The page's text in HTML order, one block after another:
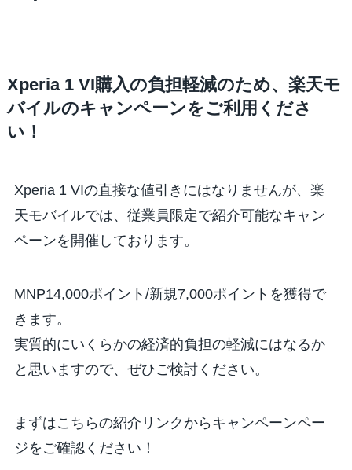
Xperia 1 VI購入の負担軽減のため、楽天モ
バイルのキャンペーンをご利用くださ
い！
Xperia 1 VIの直接な値引きにはなりませんが、楽
天モバイルでは、従業員限定で紹介可能なキャン
ペーンを開催しております。
MNP14,000ポイント/新規7,000ポイントを獲得で
きます。
実質的にいくらかの経済的負担の軽減にはなるか
と思いますので、ぜひご検討ください。
まずはこちらの紹介リンクからキャンペーンペー
ジをご確認ください！